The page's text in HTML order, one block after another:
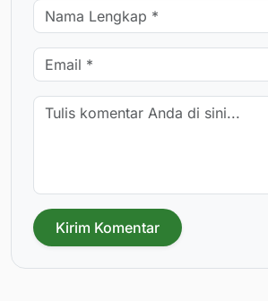
Kirim Komentar